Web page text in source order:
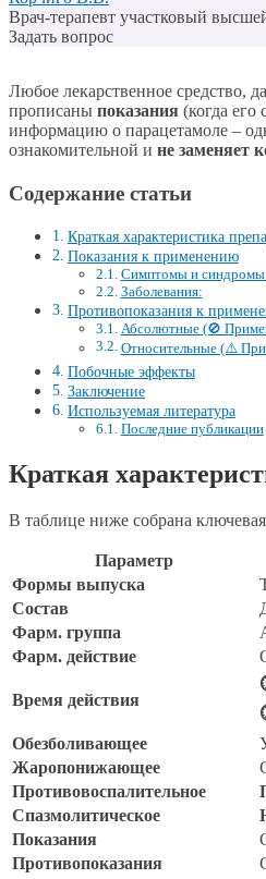
Врач-терапевт участковый
Задать вопрос
Любое лекарственное средство,
прописаны показания (когда его
информацию о парацетамоле –
ознакомительной и не заменяет
Содержание статьи
Краткая характеристика
Показания к применению
Симптомы и
Заболевания:
Противопоказания к
Абсолютные (🚫
Относительные (⚠️
Побочные эффекты
Заключение
Используемая литература
Последние публикации
Краткая
В таблице ниже собрана
Параметр
Формы выпуска
Состав
Фарм. группа
Фарм. действие
Время действия
Обезболивающее
Жаропонижающее
Противовоспалительное
Спазмолитическое
Показания
Противопоказания